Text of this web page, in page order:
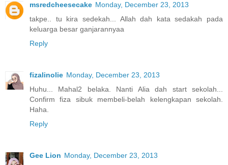
msredcheesecake Monday, December 23, 2013
takpe.. tu kira sedekah... Allah dah kata sedakah pada
keluarga besar ganjarannyaa
Reply
fizalinolie Monday, December 23, 2013
Huhu... Mahal2 belaka. Nanti Alia dah start sekolah...
Confirm fiza sibuk membeli-belah kelengkapan sekolah.
Haha.
Reply
Gee Lion Monday, December 23, 2013